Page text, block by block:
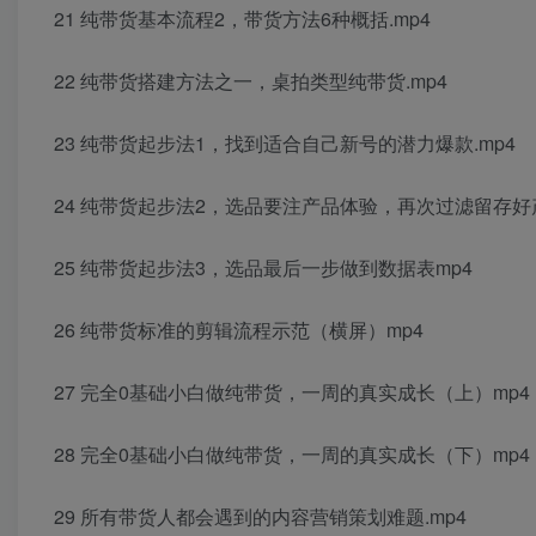
21 纯带货基本流程2，带货方法6种概括.mp4
22 纯带货搭建方法之一，桌拍类型纯带货.mp4
23 纯带货起步法1，找到适合自己新号的潜力爆款.mp4
24 纯带货起步法2，选品要注产品体验，再次过滤留存
25 纯带货起步法3，选品最后一步做到数据表mp4
26 纯带货标准的剪辑流程示范（横屏）mp4
27 完全0基础小白做纯带货，一周的真实成长（上）mp4
28 完全0基础小白做纯带货，一周的真实成长（下）mp4
29 所有带货人都会遇到的内容营销策划难题.mp4